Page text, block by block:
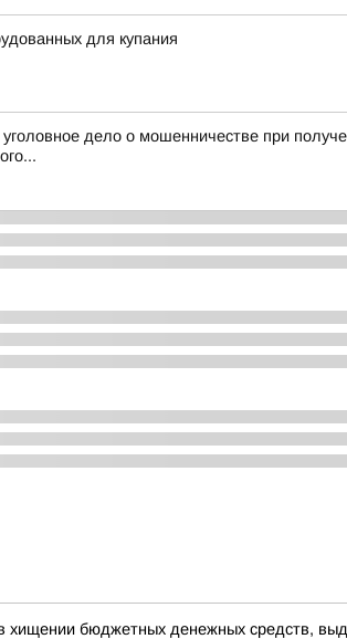
для купания
дело о мошенничестве при
бюджетных денежных средств,